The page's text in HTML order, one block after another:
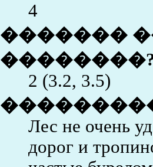
4
�������
2 (3.2, 3.5)
Лес не очень
дорог и